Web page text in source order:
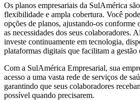
Os planos empresariais da SulAmérica
flexibilidade e ampla cobertura. Você
opções de planos, ajustando-os conforme
as necessidades dos seus colaboradores.
investe continuamente em tecnologia,
plataformas digitais que facilitam a gestão
Com a SulAmérica Empresarial, sua
acesso a uma vasta rede de serviços de
garantindo que seus colaboradores
possível quando precisarem.